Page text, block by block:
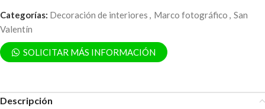
Categorías: Decoración de interiores , Marco fotográfico , San
Valentín
SOLICITAR MÁS INFORMACIÓN
Descripción